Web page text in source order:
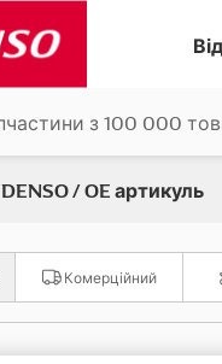
DENSO / OE артикуль
Комерційний